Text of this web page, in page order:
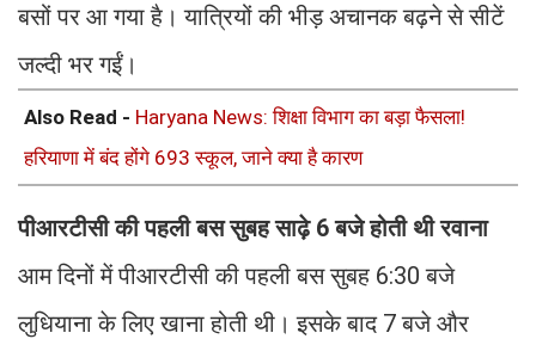
बसों पर आ गया है। यात्रियों की भीड़ अचानक बढ़ने से सीटें
जल्दी भर गईं।
Also Read - Haryana News: शिक्षा विभाग का बड़ा फैसला!
हरियाणा में बंद होंगे 693 स्कूल, जाने क्या है कारण
पीआरटीसी की पहली बस सुबह साढ़े 6 बजे होती थी रवाना
आम दिनों में पीआरटीसी की पहली बस सुबह 6:30 बजे
लुधियाना के लिए खाना होती थी। इसके बाद 7 बजे और